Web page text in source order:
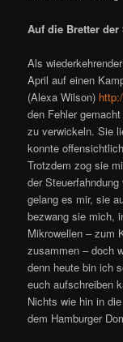
Auf die Bretter der
Als
April auf einen
(Alexa Wilson)
den Fehler
zu verwickeln. Sie
konnte
Trotzdem zog sie
der
gelang es mir, sie
bezwang sie mich,
Mikrowellen – zum
zusammen – doch
denn heute bin ich
euch aufschreiben
Nichts wie hin in
dem Hamburger